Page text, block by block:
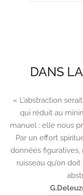
DANS
« L’abstraction
qui réduit au
manuel : elle nous
Par un effort
données figuratives,
ruisseau qu’on